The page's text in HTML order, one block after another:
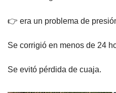
👉 era un problema de
Se corrigió en menos de 24
Se evitó pérdida de cuaja.